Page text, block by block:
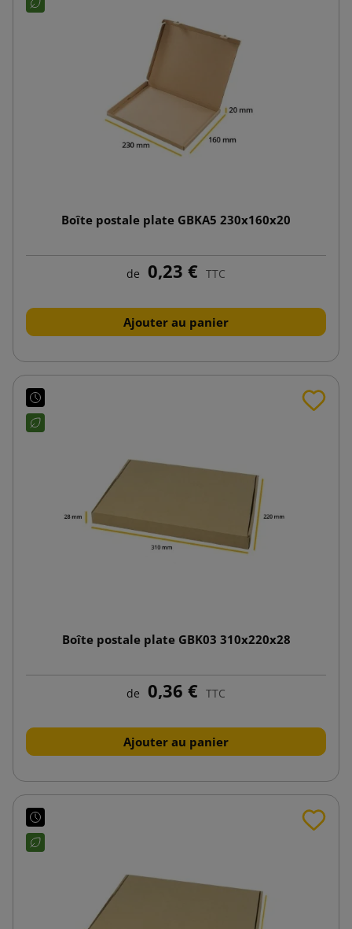
Boîte postale plate GBKA5 230x160x20
de 0,23 € TTC
Ajouter au panier
Boîte postale plate GBK03 310x220x28
de 0,36 € TTC
Ajouter au panier